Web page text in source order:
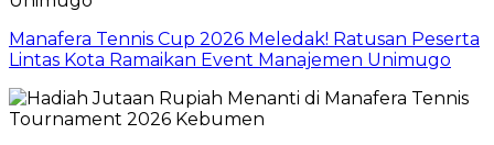
Manafera Tennis Cup 2026 Meledak! Ratusan Peserta
Lintas Kota Ramaikan Event Manajemen Unimugo